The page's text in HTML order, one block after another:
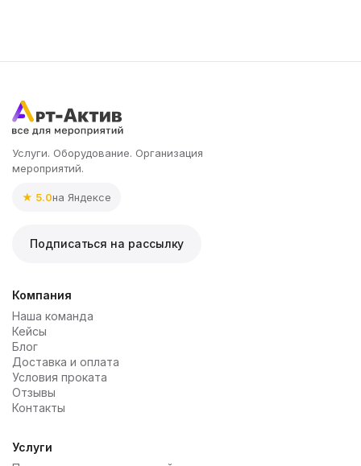
Услуги. Оборудование. Организация
мероприятий.
★ 5.0на Яндексе
Подписаться на рассылку
Компания
Наша команда
Кейсы
Блог
Доставка и оплата
Условия проката
Отзывы
Контакты
Услуги